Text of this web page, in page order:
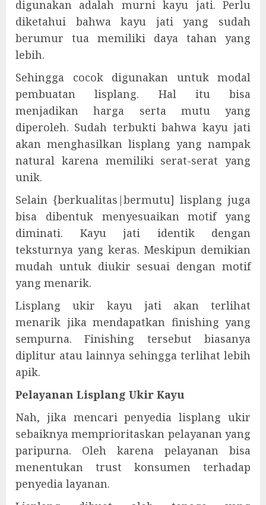
digunakan adalah murni kayu jati. Perlu
diketahui bahwa kayu jati yang sudah
berumur tua memiliki daya tahan yang
lebih.
Sehingga cocok digunakan untuk modal
pembuatan lisplang. Hal itu bisa
menjadikan harga serta mutu yang
diperoleh. Sudah terbukti bahwa kayu jati
akan menghasilkan lisplang yang nampak
natural karena memiliki serat-serat yang
unik.
Selain {berkualitas|bermutu] lisplang juga
bisa dibentuk menyesuaikan motif yang
diminati. Kayu jati identik dengan
teksturnya yang keras. Meskipun demikian
mudah untuk diukir sesuai dengan motif
yang menarik.
Lisplang ukir kayu jati akan terlihat
menarik jika mendapatkan finishing yang
sempurna. Finishing tersebut biasanya
diplitur atau lainnya sehingga terlihat lebih
apik.
Pelayanan Lisplang Ukir Kayu
Nah, jika mencari penyedia lisplang ukir
sebaiknya memprioritaskan pelayanan yang
paripurna. Oleh karena pelayanan bisa
menentukan trust konsumen terhadap
penyedia layanan.